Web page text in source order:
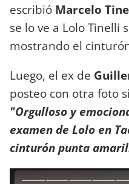
escribió Marcelo
se lo ve a Lolo Tinelli
mostrando el
Luego, el ex de
posteo con otra foto
"Orgulloso y
examen de Lolo en
cinturón punta